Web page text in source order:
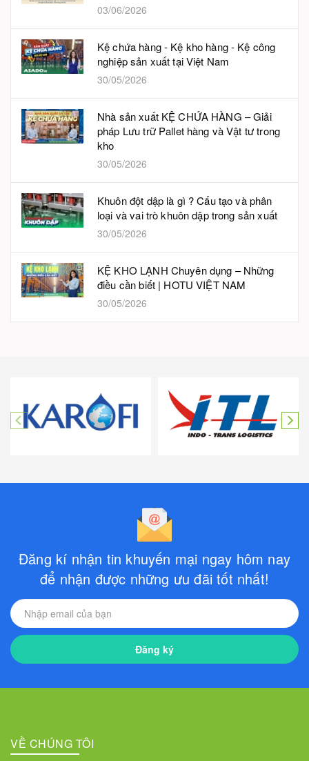
03/06/2026
Kệ chứa hàng - Kệ kho hàng - Kệ công
nghiệp sản xuất tại Việt Nam
30/05/2026
Nhà sản xuất KỆ CHỨA HÀNG – Giải
pháp Lưu trữ Pallet hàng và Vật tư trong
kho
30/05/2026
Khuôn đột dập là gì ? Cấu tạo và phân
loại và vai trò khuôn dập trong sản xuất
30/05/2026
KỆ KHO LẠNH Chuyên dụng – Những
điều cần biết | HOTU VIỆT NAM
30/05/2026
Đăng kí nhận tin khuyến mại ngay hôm nay
để nhận được những ưu đãi tốt nhất!
Đăng ký
VỀ CHÚNG TÔI